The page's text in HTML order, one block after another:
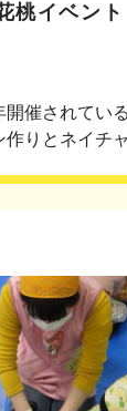
桃イベン
開催されてい
作りとネイチ